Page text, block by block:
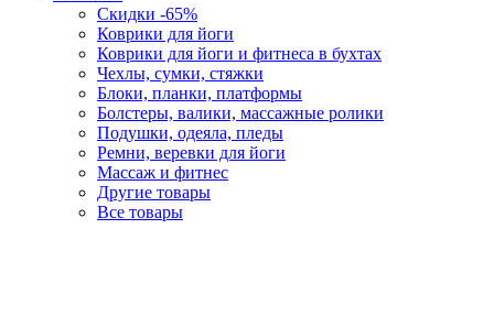
Скидки -65%
Коврики для йоги
Коврики для йоги и фитнеса в бухтах
Чехлы, сумки, стяжки
Блоки, планки, платформы
Болстеры, валики, массажные ролики
Подушки, одеяла, пледы
Ремни, веревки для йоги
Массаж и фитнес
Другие товары
Все товары